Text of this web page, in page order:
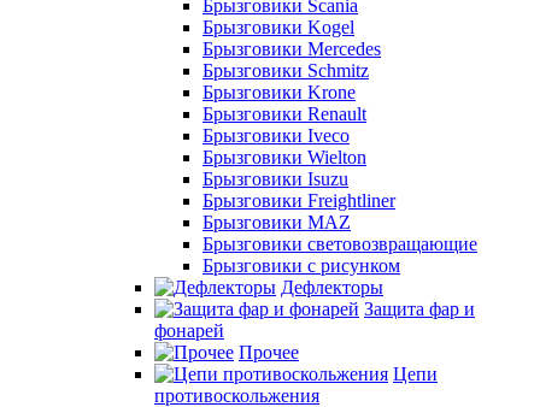
Брызговики Scania
Брызговики Kogel
Брызговики Mercedes
Брызговики Schmitz
Брызговики Krone
Брызговики Renault
Брызговики Iveco
Брызговики Wielton
Брызговики Isuzu
Брызговики Freightliner
Брызговики MAZ
Брызговики световозвращающие
Брызговики с рисунком
Дефлекторы
Защита фар и
фонарей
Прочее
Цепи
противоскольжения